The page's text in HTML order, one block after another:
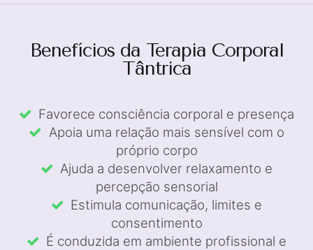
Benefícios da Terapia Corporal
Tântrica
Favorece consciência corporal e presença
Apoia uma relação mais sensível com o
próprio corpo
Ajuda a desenvolver relaxamento e
percepção sensorial
Estimula comunicação, limites e
consentimento
É conduzida em ambiente profissional e